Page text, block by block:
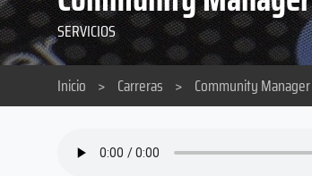
SERVICIOS
Inicio > Carreras > Community Manager